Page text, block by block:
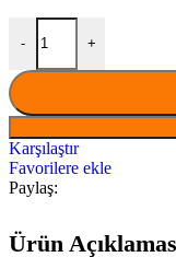
-
MAS Cata CT-5334
+
Karşılaştır
Favorilere ekle
Paylaş:
Ürün